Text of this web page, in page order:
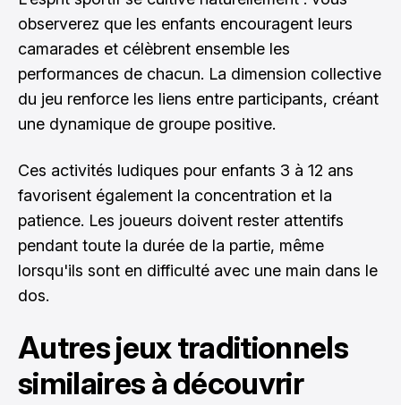
observerez que les enfants encouragent leurs
camarades et célèbrent ensemble les
performances de chacun. La dimension collective
du jeu renforce les liens entre participants, créant
une dynamique de groupe positive.
Ces activités ludiques pour enfants 3 à 12 ans
favorisent également la concentration et la
patience. Les joueurs doivent rester attentifs
pendant toute la durée de la partie, même
lorsqu'ils sont en difficulté avec une main dans le
dos.
Autres jeux traditionnels
similaires à découvrir